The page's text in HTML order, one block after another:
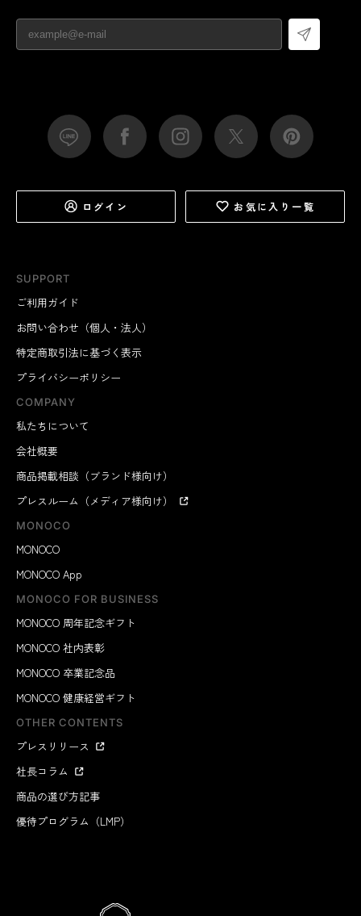
SUPPORT
ご利用ガイド
お問い合わせ（個人・法人）
特定商取引法に基づく表示
プライバシーポリシー
COMPANY
私たちについて
会社概要
商品掲載相談（ブランド様向け）
プレスルーム（メディア様向け）
MONOCO
MONOCO
MONOCO App
MONOCO FOR BUSINESS
MONOCO 周年記念ギフト
MONOCO 社内表彰
MONOCO 卒業記念品
MONOCO 健康経営ギフト
OTHER CONTENTS
プレスリリース
社長コラム
商品の選び方記事
優待プログラム（LMP）
ログイン お気に入り一覧